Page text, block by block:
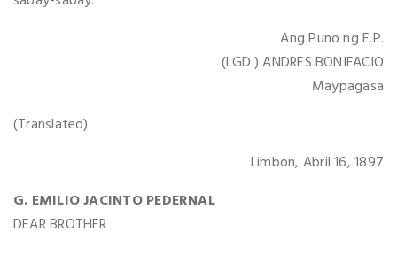
Ang Puno ng E.P.
(LGD.) ANDRES BONIFACIO
Maypagasa
(Translated)
Limbon, Abril 16, 1897
G. EMILIO JACINTO PEDERNAL
DEAR BROTHER